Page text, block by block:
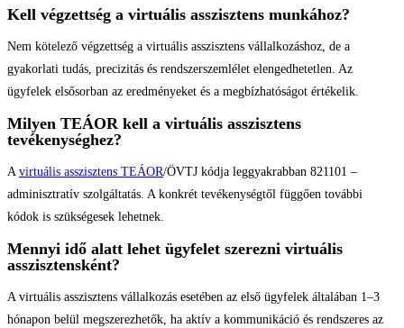
Kell végzettség a virtuális asszisztens munkához?
Nem kötelező végzettség a virtuális asszisztens vállalkozáshoz, de a
gyakorlati tudás, precizitás és rendszerszemlélet elengedhetetlen. Az
ügyfelek elsősorban az eredményeket és a megbízhatóságot értékelik.
Milyen TEÁOR kell a virtuális asszisztens
tevékenységhez?
A virtuális asszisztens TEÁOR/ÖVTJ kódja leggyakrabban 821101 –
adminisztratív szolgáltatás. A konkrét tevékenységtől függően további
kódok is szükségesek lehetnek.
Mennyi idő alatt lehet ügyfelet szerezni virtuális
asszisztensként?
A virtuális asszisztens vállalkozás esetében az első ügyfelek általában 1–3
hónapon belül megszerezhetők, ha aktív a kommunikáció és rendszeres az